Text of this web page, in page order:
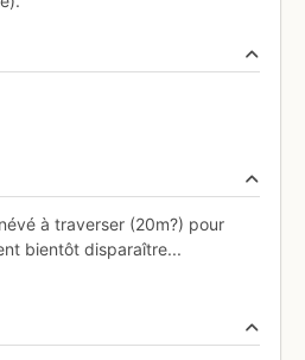
à traverser (20m?) pour
bientôt disparaître...